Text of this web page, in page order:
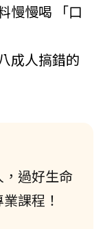
慢慢喝 「口
成人搞錯的
過好生命
課程！